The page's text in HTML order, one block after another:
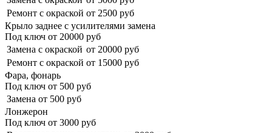
Ремонт с окраской от 2500 руб
Крыло заднее с усилителями замена
Под ключ от 20000 руб
Замена с окраской от 20000 руб
Ремонт с окраской от 15000 руб
Фара, фонарь
Под ключ от 500 руб
Замена от 500 руб
Лонжерон
Под ключ от 3000 руб